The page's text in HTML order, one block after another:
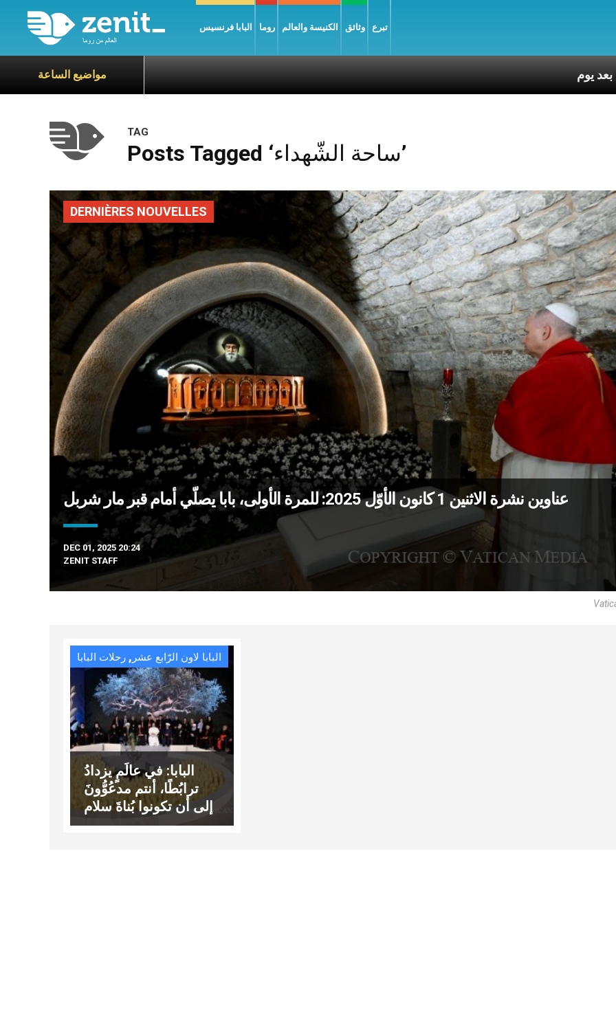
البابا فرنسيس روما الكنيسة والعالم وثائق تبرع
مواضيع الساعة
TAG
Posts Tagged ‘ساحة الشّهداء’
DERNIÈRES NOUVELLES
عناوين نشرة الاثنين 1 كانون الأوّل 2025: للمرة الأولى، بابا يصلّي أمام قبر مار شربل
DEC 01, 2025 20:24
ZENIT STAFF
البابا لاون الرّابع عشر , رحلات البابا
البابا: في عالَمٍ يزدادُ
ترابُطًا، أنتم مدعُوُّونَ
إلى أن تكونوا بُناةَ سلام